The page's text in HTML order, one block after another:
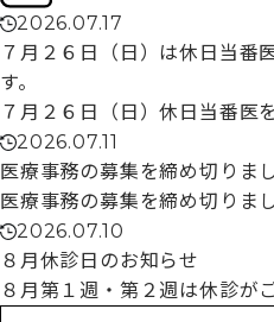
2026.07.17
７月２６日（日）は休日当番
す。
７月２６日（日）休日当番医
2026.07.11
医療事務の募集を締め切りま
医療事務の募集を締め切りまし
2026.07.10
８月休診日のお知らせ
８月第１週・第２週は休診が